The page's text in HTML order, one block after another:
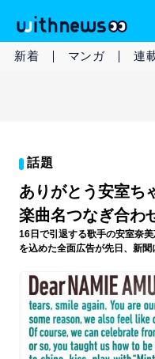
新着 マンガ 連
話題
ありがとう安室ち
楽曲名つなぎ合わ
16日で引退する歌手の安室奈
を込めた全面広告が先日、新聞